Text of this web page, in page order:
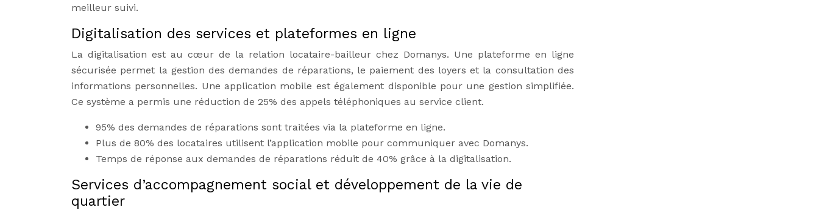
meilleur suivi.
Digitalisation des services et plateformes en ligne
La digitalisation est au cœur de la relation locataire-bailleur chez Domanys. Une plateforme en ligne
sécurisée permet la gestion des demandes de réparations, le paiement des loyers et la consultation des
informations personnelles. Une application mobile est également disponible pour une gestion simplifiée.
Ce système a permis une réduction de 25% des appels téléphoniques au service client.
95% des demandes de réparations sont traitées via la plateforme en ligne.
Plus de 80% des locataires utilisent l’application mobile pour communiquer avec Domanys.
Temps de réponse aux demandes de réparations réduit de 40% grâce à la digitalisation.
Services d’accompagnement social et développement de la vie de
quartier